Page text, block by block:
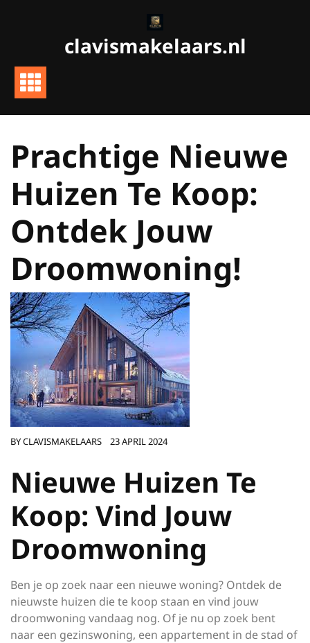
clavismakelaars.nl
Prachtige Nieuwe
Huizen Te Koop:
Ontdek Jouw
Droomwoning!
BYCLAVISMAKELAARS 23 APRIL 2024
Nieuwe Huizen Te
Koop: Vind Jouw
Droomwoning
Ben je op zoek naar een nieuwe woning? Ontdek de
nieuwste huizen die te koop staan en vind jouw
droomwoning vandaag nog. Of je nu op zoek bent
naar een gezinswoning, een appartement in de stad of